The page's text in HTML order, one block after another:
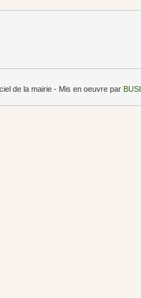
de la mairie - Mis en oeuvre par